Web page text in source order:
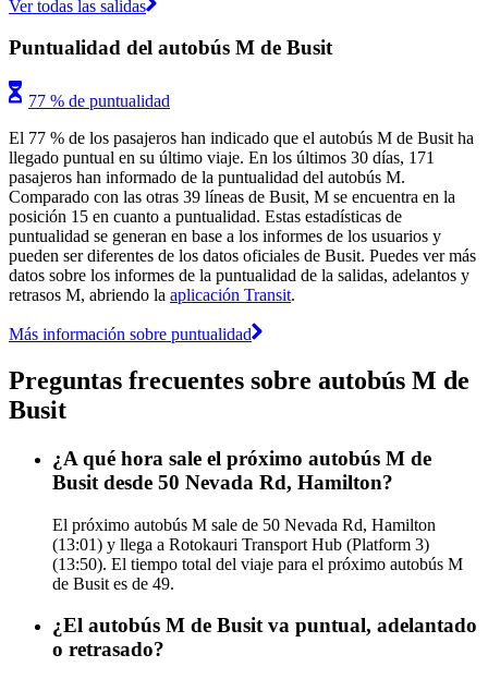
Ver todas las salidas
Puntualidad del autobús M de Busit
77 % de puntualidad
El 77 % de los pasajeros han indicado que el autobús M de Busit ha
llegado puntual en su último viaje. En los últimos 30 días, 171
pasajeros han informado de la puntualidad del autobús M.
Comparado con las otras 39 líneas de Busit, M se encuentra en la
posición 15 en cuanto a puntualidad. Estas estadísticas de
puntualidad se generan en base a los informes de los usuarios y
pueden ser diferentes de los datos oficiales de Busit. Puedes ver más
datos sobre los informes de la puntualidad de la salidas, adelantos y
retrasos M, abriendo la aplicación Transit.
Más información sobre puntualidad
Preguntas frecuentes sobre autobús M de
Busit
¿A qué hora sale el próximo autobús M de
Busit desde 50 Nevada Rd, Hamilton?
El próximo autobús M sale de 50 Nevada Rd, Hamilton
(13:01) y llega a Rotokauri Transport Hub (Platform 3)
(13:50). El tiempo total del viaje para el próximo autobús M
de Busit es de 49.
¿El autobús M de Busit va puntual, adelantado
o retrasado?